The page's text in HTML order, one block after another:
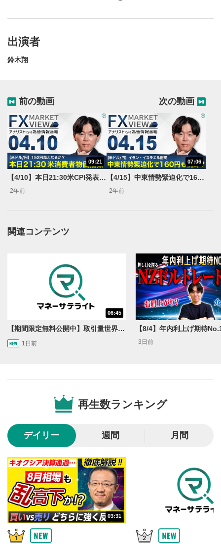
1
動画再生エリア
動画再生エリアにマウスを乗せると表示されます。
動画を再生または一時停止します。
10秒戻し/10秒送り
10秒、動画を巻き戻し/早送りします。
再生位置を示しています。再生したい位置をクリック
するとその位置から動画が再生されます。
スライダーを上下すると音量が調整できます。
8
全画面表示
動画が全画面で表示されます。再度クリックすると元
のサイズに戻ります。
出演者
鈴木翔
前の動画
09:21
【4/10】本日21:30米CPI発表＜FX MARKET VIEW＞
2年前
次の動画
07:06
【4/15】中東情勢緊迫化で160円も視野？＜FX MARKET VIEW＞
2年前
関連コンテンツ
06:45
【期間限定無料公開中】取引量世界一の通貨ペアに優位性あり!?ドル/円&ユーロドルのテクニカルを検証！【JINのマンスリーFX戦略】
1日前 3日前
再生数ランキング
デイリー 週間 月間
03:31